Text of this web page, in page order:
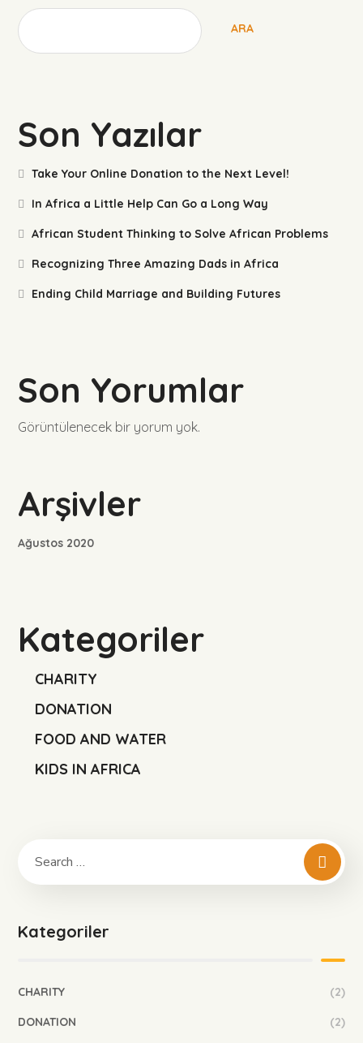
ARA
Son Yazılar
Take Your Online Donation to the Next Level!
In Africa a Little Help Can Go a Long Way
African Student Thinking to Solve African Problems
Recognizing Three Amazing Dads in Africa
Ending Child Marriage and Building Futures
Son Yorumlar
Görüntülenecek bir yorum yok.
Arşivler
Ağustos 2020
Kategoriler
CHARITY
DONATION
FOOD AND WATER
KIDS IN AFRICA
Kategoriler
CHARITY (2)
DONATION (2)